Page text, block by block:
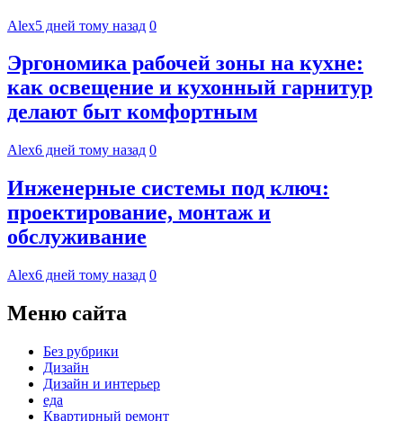
Alex5 дней тому назад 0
Эргономика рабочей зоны на кухне:
как освещение и кухонный гарнитур
делают быт комфортным
Alex6 дней тому назад 0
Инженерные системы под ключ:
проектирование, монтаж и
обслуживание
Alex6 дней тому назад 0
Меню сайта
Без рубрики
Дизайн
Дизайн и интерьер
еда
Квартирный ремонт